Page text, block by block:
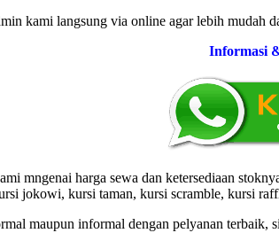
kami langsung via online agar lebih
Informasi
mngenai harga sewa dan ketersediaan
jokowi, kursi taman, kursi scramble, kursi
maupun informal dengan pelyanan